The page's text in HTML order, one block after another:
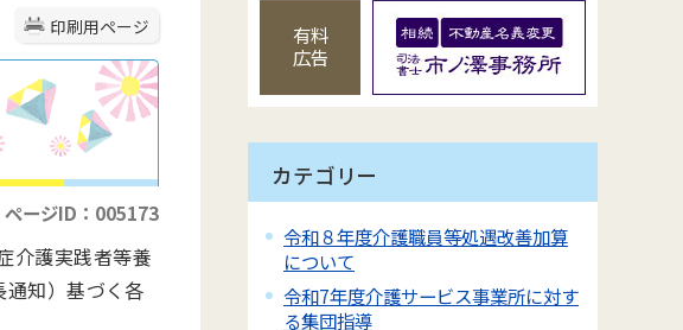
印刷用ページ
ページID：005173
介護実践者等養
知）基づく各
有料
広告
カテゴリー
令和８年度介護職員等処遇改善加算
について
令和7年度介護サービス事業所に対す
る集団指導